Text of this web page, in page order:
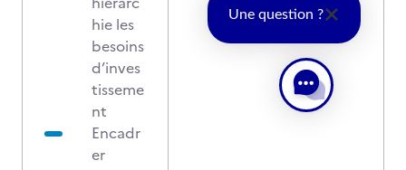
hie les
besoins
d’inves
tisseme
nt
Encadr
er
Une question ?